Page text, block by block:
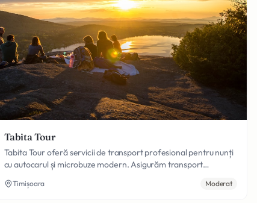
Tabita Tour
Tabita Tour oferă servicii de transport profesional pentru nunți
cu autocarul și microbuze modern. Asigurăm transport
experimentați și fleet-ul bine întreținut.
Timișoara Moderat